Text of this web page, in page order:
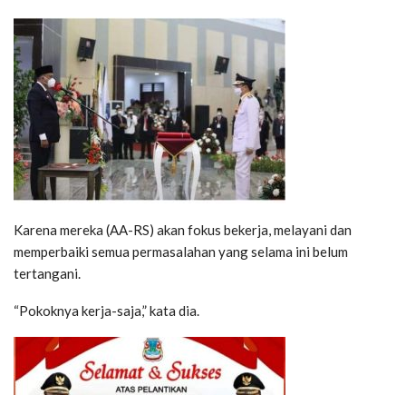
Karena mereka (AA-RS) akan fokus bekerja, melayani dan
memperbaiki semua permasalahan yang selama ini belum
tertangani.
“Pokoknya kerja-saja,” kata dia.